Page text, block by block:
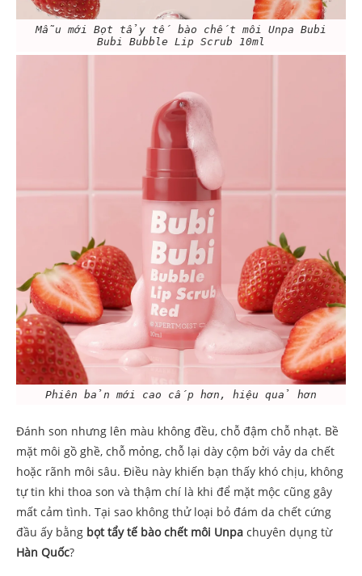
Mẫu mới Bọt tẩy tế bào chết môi Unpa Bubi
Bubi Bubble Lip Scrub 10ml
Phiên bản mới cao cấp hơn, hiệu quả hơn
Đánh son nhưng lên màu không đều, chỗ đậm chỗ nhạt. Bề
mặt môi gồ ghề, chỗ mỏng, chỗ lại dày cộm bởi vảy da chết
hoặc rãnh môi sâu. Điều này khiến bạn thấy khó chịu, không
tự tin khi thoa son và thậm chí là khi để mặt mộc cũng gây
mất cảm tình. Tại sao không thử loại bỏ đám da chết cứng
đầu ấy bằng bọt tẩy tế bào chết môi Unpa chuyên dụng từ
Hàn Quốc?